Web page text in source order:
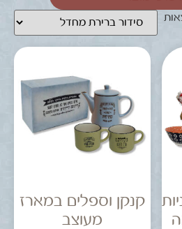
קנקן וספלים במארז
מעוצב